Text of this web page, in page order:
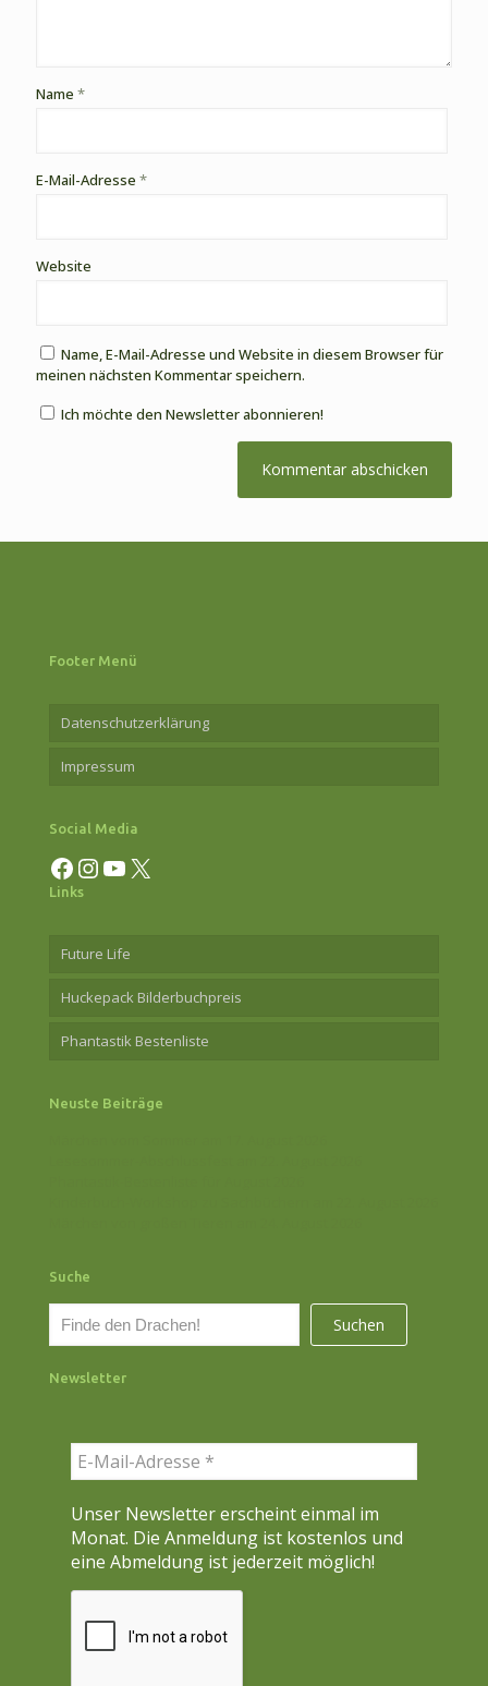
Name *
E-Mail-Adresse *
Website
Name, E-Mail-Adresse und Website in diesem Browser für
meinen nächsten Kommentar speichern.
Ich möchte den Newsletter abonnieren!
Footer Menü
Datenschutzerklärung
Impressum
Social Media
Facebook InstagramYouTube X
Links
Future Life
Huckepack Bilderbuchpreis
Phantastik Bestenliste
Neuste Beiträge
Suche
h
Suchen
Newsletter
Unser Newsletter erscheint einmal im
Monat. Die Anmeldung ist kostenlos und
eine Abmeldung ist jederzeit möglich!